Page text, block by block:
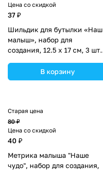
Цена со скидкой
37 ₽
Шильдик для бутылки «Наш
малыш», набор для
создания, 12.5 х 17 см, 3 шт
В корзину
Старая цена
80 ₽
Цена со скидкой
40 ₽
Метрика малыша "Наше
чудо", набор для создания,